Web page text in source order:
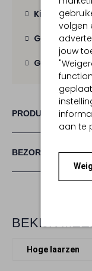
volgen
jouw
aan te
Kies zelf je
Gratis
Gratis retour
PRODUCT
BEZORGEN &
BEKIJK
Hoge laarzen